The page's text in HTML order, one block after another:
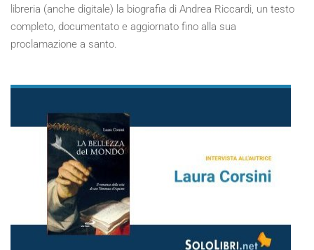
libreria (anche digitale) la biografia di Andrea Riccardi, un testo
completo, documentato e aggiornato fino alla sua
proclamazione a santo.